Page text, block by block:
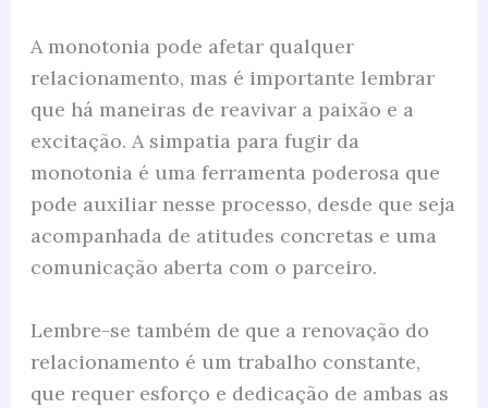
A monotonia pode afetar qualquer
relacionamento, mas é importante lembrar
que há maneiras de reavivar a paixão e a
excitação. A simpatia para fugir da
monotonia é uma ferramenta poderosa que
pode auxiliar nesse processo, desde que seja
acompanhada de atitudes concretas e uma
comunicação aberta com o parceiro.
Lembre-se também de que a renovação do
relacionamento é um trabalho constante,
que requer esforço e dedicação de ambas as